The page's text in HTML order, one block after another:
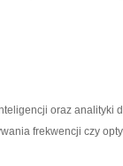
oraz analityki
frekwencji czy